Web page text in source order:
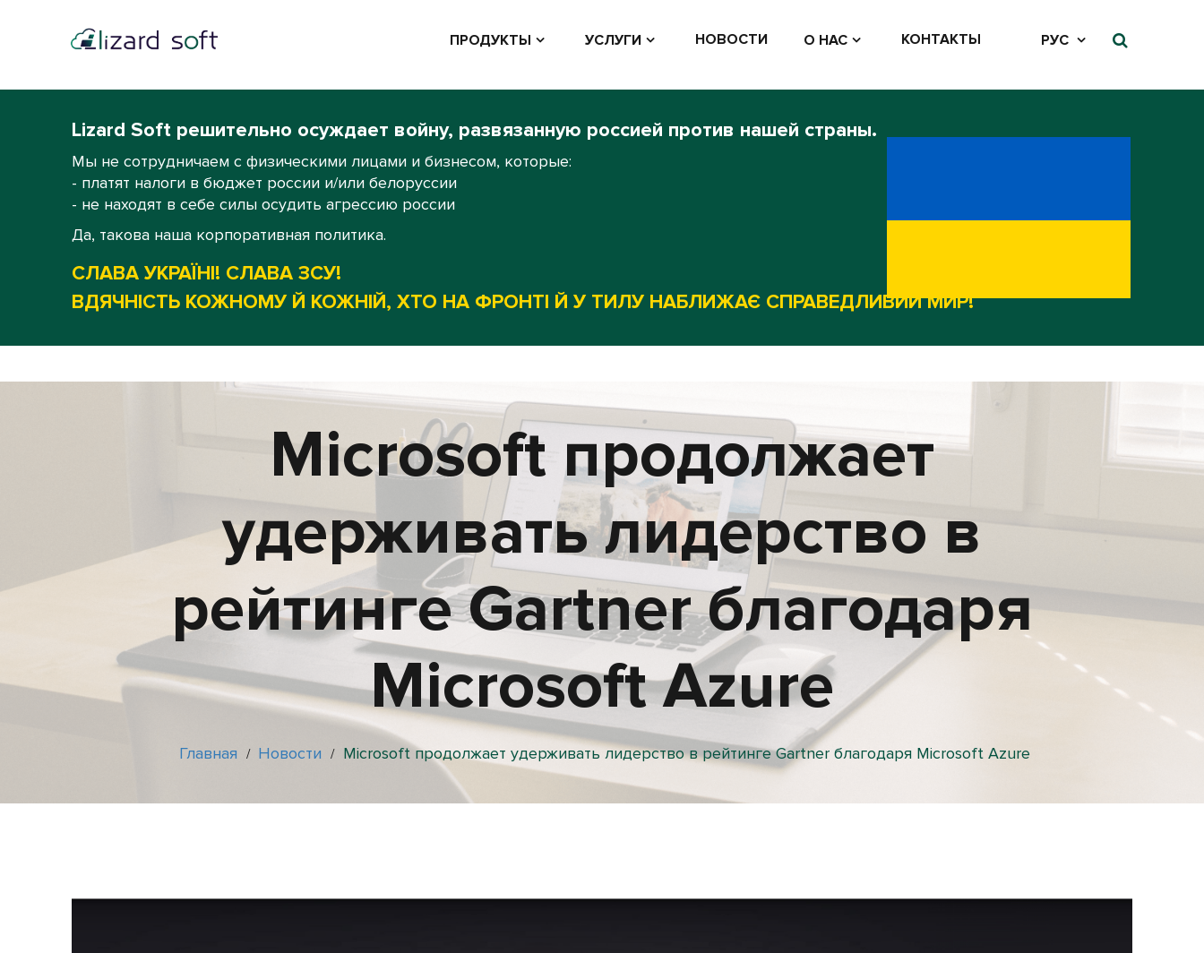
ПРОДУКТЫ УСЛУГИ НОВОСТИ О НАС КОНТАКТЫ РУС
Lizard Soft решительно осуждает войну, развязанную россией против нашей страны.
Мы не сотрудничаем с физическими лицами и бизнесом, которые:
- платят налоги в бюджет россии и/или белоруссии
- не находят в себе силы осудить агрессию россии
Да, такова наша корпоративная политика.
СЛАВА УКРАЇНІ! СЛАВА ЗСУ!
ВДЯЧНІСТЬ КОЖНОМУ Й КОЖНІЙ, ХТО НА ФРОНТІ Й У ТИЛУ НАБЛИЖАЄ СПРАВЕДЛИВИЙ МИР!
Microsoft продолжает
удерживать лидерство в
рейтинге Gartner благодаря
Microsoft Azure
Главная / Новости / Microsoft продолжает удерживать лидерство в рейтинге Gartner благодаря Microsoft Azure